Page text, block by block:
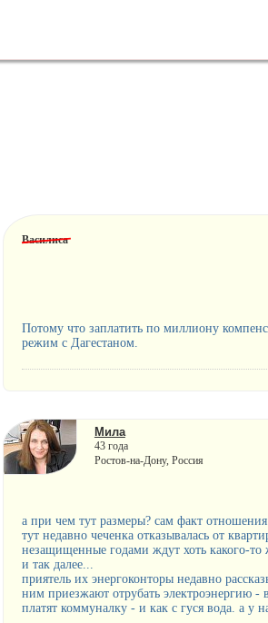
Василиса
Потому что заплатить по миллиону
режим с Дагестаном.
Мила
43 года
Ростов-на-Дону, Россия
а при чем тут размеры? сам факт
тут недавно чеченка отказывалась от
незащищенные годами ждут хоть какого-то
и так далее...
приятель их энергоконторы недавно
ним приезжают отрубать электроэнергию -
платят коммуналку - и как с гуся вода. а у